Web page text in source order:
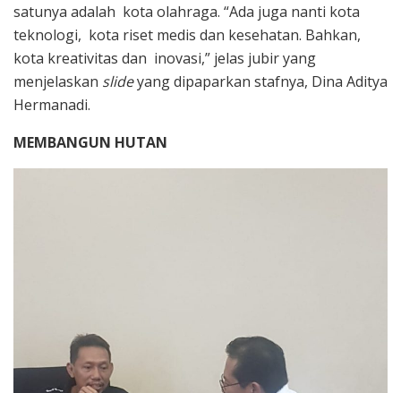
satunya adalah kota olahraga. “Ada juga nanti kota
teknologi, kota riset medis dan kesehatan. Bahkan,
kota kreativitas dan inovasi,” jelas jubir yang
menjelaskan slideyang dipaparkan stafnya, Dina Aditya
Hermanadi.
MEMBANGUN HUTAN